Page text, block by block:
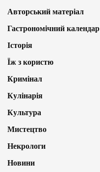
Авторський матеріал
Гастрономічний календар
Історія
Їж з користю
Кримінал
Кулінарія
Культура
Мистецтво
Некрологи
Новини